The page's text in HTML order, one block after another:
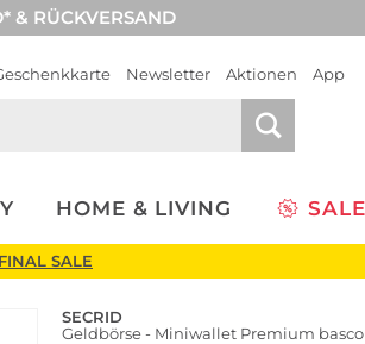
& RÜCKVERSAND
Newsletter Aktionen App
HOME & LIVING SALE
SALE
SECRID
Geldbörse - Miniwallet Premium